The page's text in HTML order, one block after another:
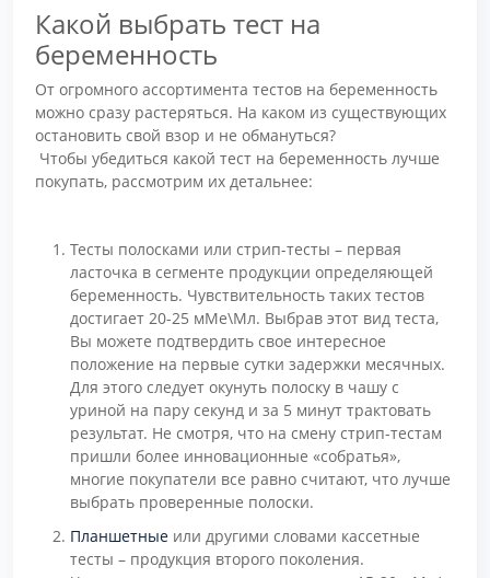
Какой выбрать тест на
беременность
От огромного ассортимента тестов на беременность
можно сразу растеряться. На каком из существующих
остановить свой взор и не обмануться?
Чтобы убедиться какой тест на беременность лучше
покупать, рассмотрим их детальнее:
Тесты полосками или стрип-тесты – первая
ласточка в сегменте продукции определяющей
беременность. Чувствительность таких тестов
достигает 20-25 мМе\Мл. Выбрав этот вид теста,
Вы можете подтвердить свое интересное
положение на первые сутки задержки месячных.
Для этого следует окунуть полоску в чашу с
уриной на пару секунд и за 5 минут трактовать
результат. Не смотря, что на смену стрип-тестам
пришли более инновационные «собратья»,
многие покупатели все равно считают, что лучше
выбрать проверенные полоски.
Планшетные или другими словами кассетные
тесты – продукция второго поколения.